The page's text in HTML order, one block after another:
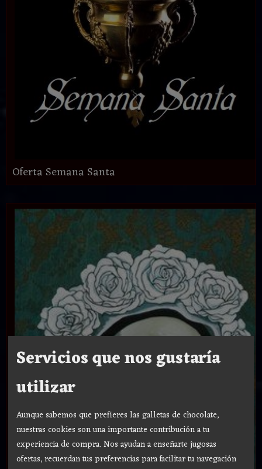
Oferta Semana Santa
Servicios que nos gustaría
utilizar
Aunque sabemos que prefieres las galletas de chocolate,
nuestras cookies son una importante contribución a tu
experiencia de compra. Nos ayudan a enseñarte jugosas
ofertas, recuerdan tus preferencias para facilitar tu navegación